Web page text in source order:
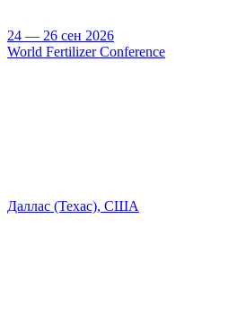
24 — 26 сен 2026
World Fertilizer Conference
Даллас (Техас), США